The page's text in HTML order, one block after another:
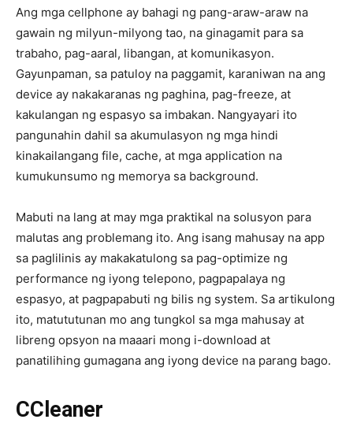
Ang mga cellphone ay bahagi ng pang-araw-araw na
gawain ng milyun-milyong tao, na ginagamit para sa
trabaho, pag-aaral, libangan, at komunikasyon.
Gayunpaman, sa patuloy na paggamit, karaniwan na ang
device ay nakakaranas ng paghina, pag-freeze, at
kakulangan ng espasyo sa imbakan. Nangyayari ito
pangunahin dahil sa akumulasyon ng mga hindi
kinakailangang file, cache, at mga application na
kumukunsumo ng memorya sa background.
Mabuti na lang at may mga praktikal na solusyon para
malutas ang problemang ito. Ang isang mahusay na app
sa paglilinis ay makakatulong sa pag-optimize ng
performance ng iyong telepono, pagpapalaya ng
espasyo, at pagpapabuti ng bilis ng system. Sa artikulong
ito, matututunan mo ang tungkol sa mga mahusay at
libreng opsyon na maaari mong i-download at
panatilihing gumagana ang iyong device na parang bago.
CCleaner